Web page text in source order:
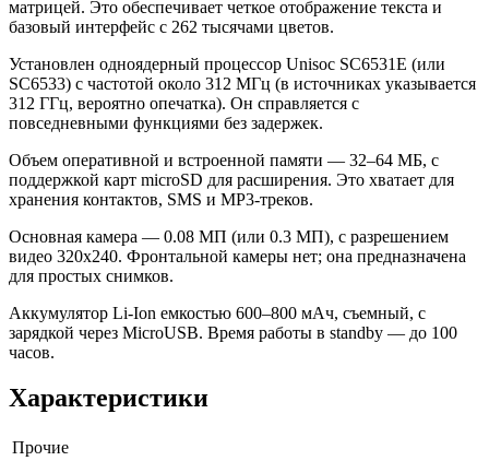
матрицей. Это обеспечивает четкое отображение текста и
базовый интерфейс с 262 тысячами цветов.
Установлен одноядерный процессор Unisoc SC6531E (или
SC6533) с частотой около 312 МГц (в источниках указывается
312 ГГц, вероятно опечатка). Он справляется с
повседневными функциями без задержек.
Объем оперативной и встроенной памяти — 32–64 МБ, с
поддержкой карт microSD для расширения. Это хватает для
хранения контактов, SMS и MP3-треков.
Основная камера — 0.08 МП (или 0.3 МП), с разрешением
видео 320x240. Фронтальной камеры нет; она предназначена
для простых снимков.
Аккумулятор Li-Ion емкостью 600–800 мАч, съемный, с
зарядкой через MicroUSB. Время работы в standby — до 100
часов.
Характеристики
Прочие